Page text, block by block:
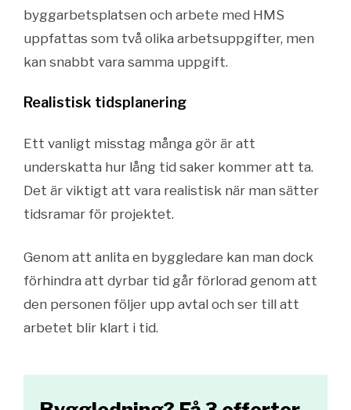
byggarbetsplatsen och arbete med HMS
uppfattas som två olika arbetsuppgifter, men
kan snabbt vara samma uppgift.
Realistisk tidsplanering
Ett vanligt misstag många gör är att
underskatta hur lång tid saker kommer att ta.
Det är viktigt att vara realistisk när man sätter
tidsramar för projektet.
Genom att anlita en byggledare kan man dock
förhindra att dyrbar tid går förlorad genom att
den personen följer upp avtal och ser till att
arbetet blir klart i tid.